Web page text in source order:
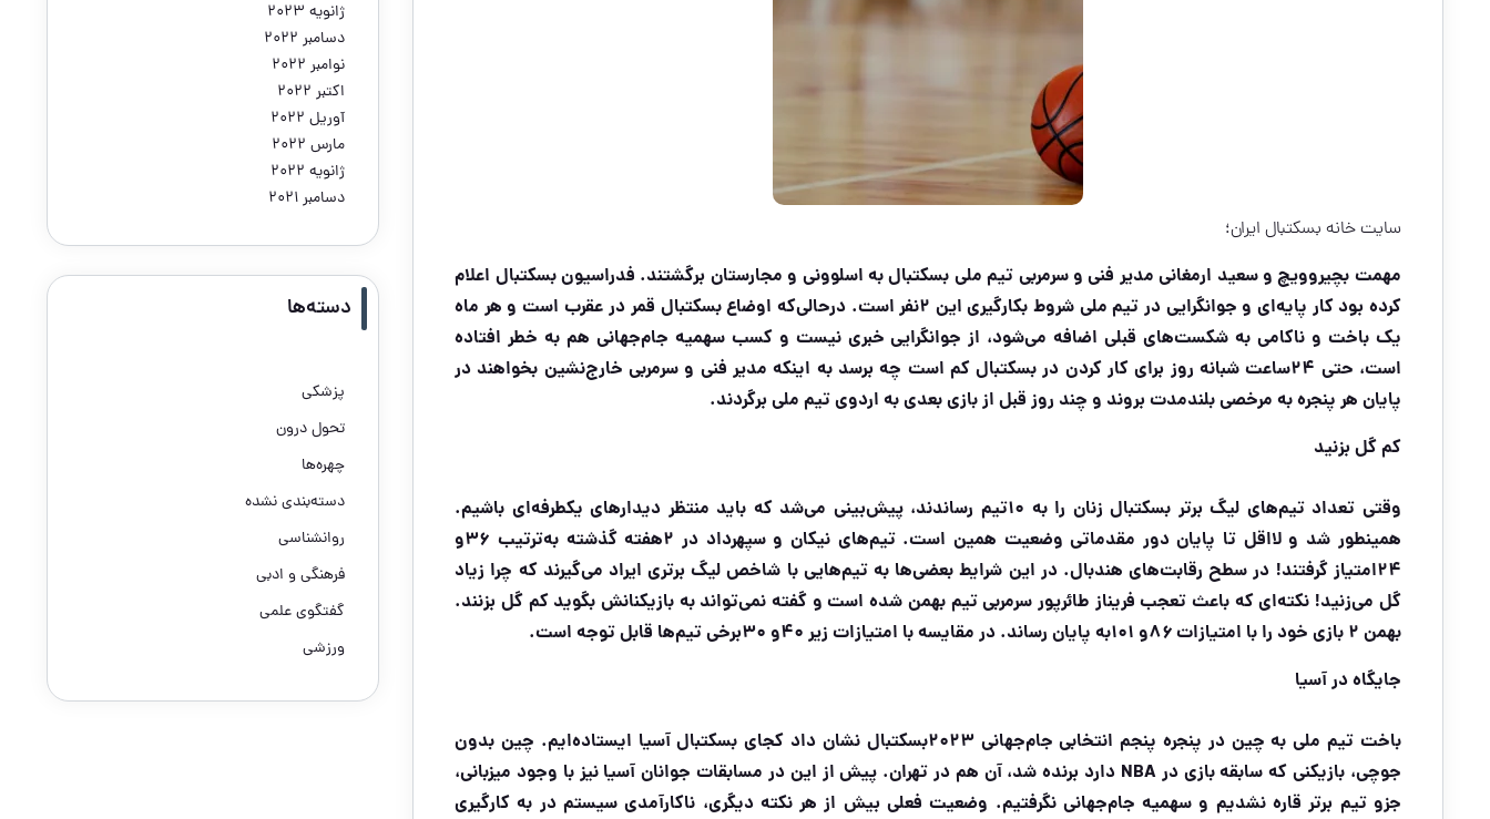
سایت خانه بسکتبال ایران؛
مهمت بچیروویچ و سعید ارمغانی مدیر فنی و سرمربی تیم ملی بسکتبال به اسلوونی و مجارستان برگشتند. فدراسیون بسکتبال اعلام
کرده بود کار پایه‌ای و جوانگرایی در تیم ملی شروط بکارگیری این ۲نفر است. درحالی‌که اوضاع بسکتبال قمر در عقرب است و هر ماه
یک باخت و ناکامی به شکست‌های قبلی اضافه می‌شود، از جوانگرایی خبری نیست و کسب سهمیه جام‌جهانی هم به خطر افتاده
است، حتی ۲۴ساعت شبانه روز برای کار کردن در بسکتبال کم است چه برسد به اینکه مدیر فنی و سرمربی خارج‌نشین بخواهند در
پایان هر پنجره به مرخصی بلندمدت بروند و چند روز قبل از بازی بعدی به اردوی تیم ملی برگردند.
کم گل بزنید
وقتی تعداد تیم‌های لیگ برتر بسکتبال زنان را به ۱۰تیم رساندند، پیش‌بینی‌ می‌شد که باید منتظر دیدارهای یکطرفه‌ای باشیم.
همینطور شد و لااقل تا پایان دور مقدماتی وضعیت همین است. تیم‌های نیکان و سپهرداد در ۲هفته گذشته به‌ترتیب ۳۶و
۲۴امتیاز گرفتند! در سطح رقابت‌های هندبال. در این شرایط بعضی‌ها به تیم‌هایی با شاخص لیگ برتری ایراد می‌گیرند که چرا زیاد
گل می‌زنید! نکته‌ای که باعث تعجب فریناز طائرپور سرمربی تیم بهمن شده است و گفته نمی‌تواند به بازیکنانش بگوید کم گل بزنند.
بهمن ۲ بازی خود را با امتیازات ۸۶و ۱۰۱به پایان رساند. در مقایسه با امتیازات زیر ۴۰و ۳۰برخی تیم‌ها قابل توجه است
.
جایگاه در آسیا
باخت تیم ملی به چین در پنجره پنجم انتخابی جام‌جهانی ۲۰۲۳بسکتبال نشان داد کجای بسکتبال آسیا ایستاده‌ایم. چین بدون
جوچی، بازیکنی که سابقه بازی در NBA
دارد برنده شد، آن هم در تهران. پیش از این در مسابقات جوانان آسیا نیز با وجود میزبانی،
جزو تیم برتر قاره نشدیم و سهمیه جام‌جهانی نگرفتیم. وضعیت فعلی بیش از هر نکته دیگری، ناکارآمدی سیستم در به کارگیری
ژانویه 2023
دسامبر 2022
نوامبر 2022
اکتبر 2022
آوریل 2022
مارس 2022
ژانویه 2022
دسامبر 2021
دسته‌ها
پزشکی
تحول درون
چهره‌ها
دسته‌بندی نشده
روانشناسی
فرهنگی و ادبی
گفتگوی علمی
ورزشی